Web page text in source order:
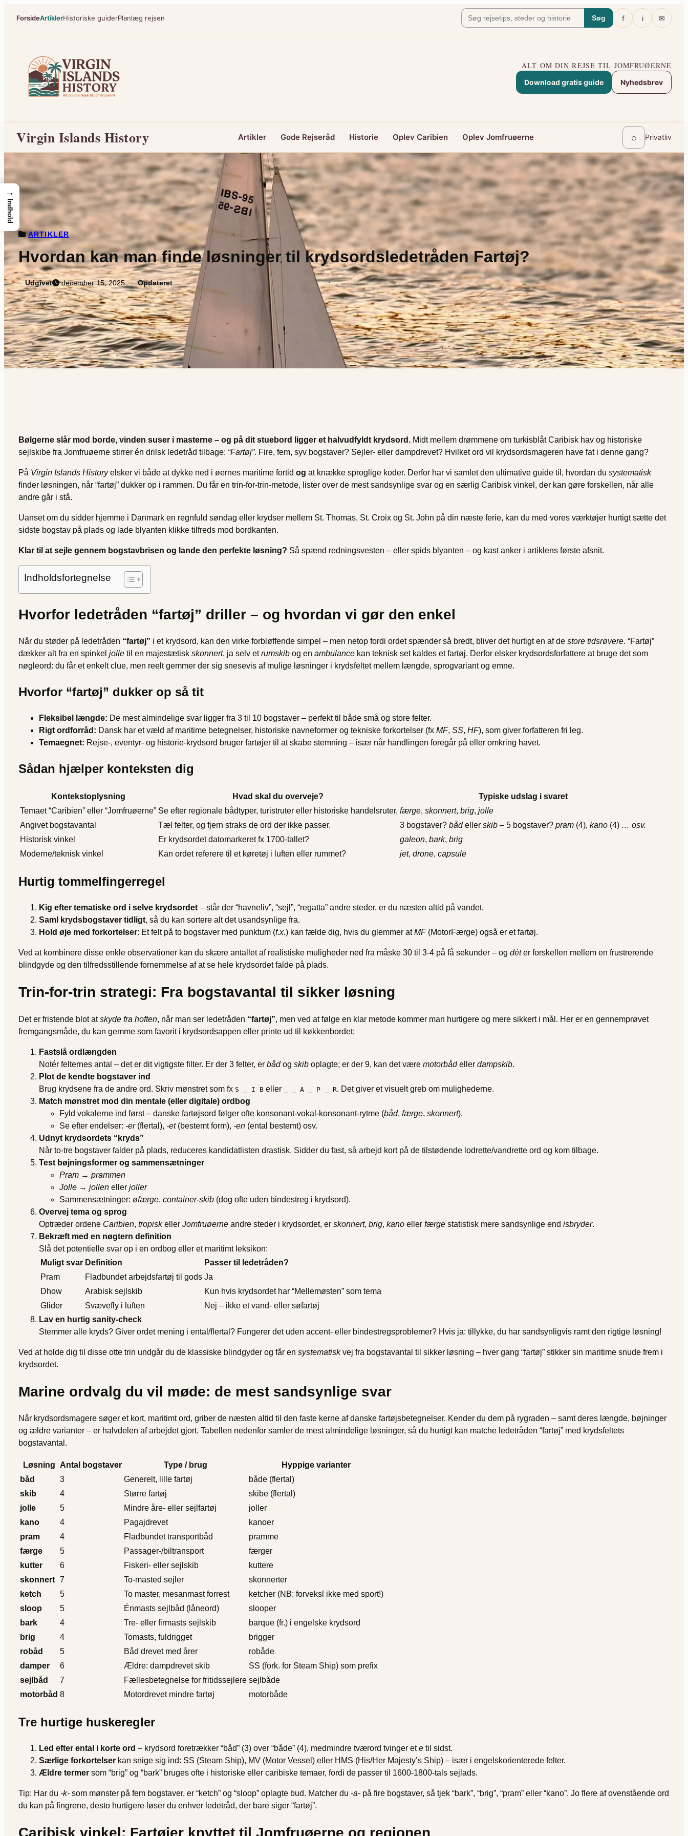
indhold
ForsideArtiklerHistoriske guiderPlanlæg rejsen Søg f i ✉
ALT OM DIN REJSE TIL JOMFRUØERNE
Download gratis guide Nyhedsbrev
Virgin Islands History Artikler Gode Rejseråd Historie Oplev Caribien Oplev Jomfruøerne ⌕ Privatliv
ARTIKLER
Hvordan kan man finde løsninger til krydsordsledetråden Fartøj?
Udgivet december 15, 2025 Opdateret
Bølgerne slår mod borde, vinden suser i masterne – og på dit stuebord ligger et halvudfyldt krydsord. Midt mellem drømmene om turkisblåt Caribisk hav og historiske
sejlskibe fra Jomfruøerne stirrer én drilsk ledetråd tilbage: “Fartøj”. Fire, fem, syv bogstaver? Sejler- eller dampdrevet? Hvilket ord vil krydsordsmageren have fat i denne gang?
På Virgin Islands Historyelsker vi både at dykke ned i øernes maritime fortid og at knække sproglige koder. Derfor har vi samlet den ultimative guide til, hvordan du systematisk
finder løsningen, når “fartøj” dukker op i rammen. Du får en trin-for-trin-metode, lister over de mest sandsynlige svar og en særlig Caribisk vinkel, der kan gøre forskellen, når alle
andre går i stå.
Uanset om du sidder hjemme i Danmark en regnfuld søndag eller krydser mellem St. Thomas, St. Croix og St. John på din næste ferie, kan du med vores værktøjer hurtigt sætte det
sidste bogstav på plads og lade blyanten klikke tilfreds mod bordkanten.
Klar til at sejle gennem bogstavbrisen og lande den perfekte løsning? Så spænd redningsvesten – eller spids blyanten – og kast anker i artiklens første afsnit.
Indholdsfortegnelse
Hvorfor ledetråden “fartøj” driller – og hvordan vi gør den enkel
Når du støder på ledetråden “fartøj” i et krydsord, kan den virke forbløffende simpel – men netop fordi ordet spænder så bredt, bliver det hurtigt en af de store tidsrøvere. “Fartøj”
dækker alt fra en spinkel jolle til en majestætisk skonnert, ja selv etrumskib og en ambulance kan teknisk set kaldes et fartøj. Derfor elsker krydsordsforfattere at bruge det som
nøgleord: du får et enkelt clue, men reelt gemmer der sig snesevis af mulige løsninger i krydsfeltet mellem længde, sprogvariant og emne.
Hvorfor “fartøj” dukker op så tit
Fleksibel længde: De mest almindelige svar ligger fra 3 til 10 bogstaver – perfekt til både små og store felter.
Rigt ordforråd: Dansk har et væld af maritime betegnelser, historiske navneformer og tekniske forkortelser (fx MF, SS, HF), som giver forfatteren fri leg.
Temaegnet: Rejse-, eventyr- og historie-krydsord bruger fartøjer til at skabe stemning – især når handlingen foregår på eller omkring havet.
Sådan hjælper konteksten dig
Kontekstoplysning Hvad skal du overveje?
Typiske udslag i svaret
Temaet “Caribien” eller “Jomfruøerne” Se efter regionale bådtyper, turistruter eller historiske handelsruter. færge, skonnert, brig, jolle
Angivet bogstavantal
Tæl felter, og fjern straks de ord der ikke passer. 3 bogstaver? bådeller skib – 5 bogstaver? pram (4), kano (4) … osv.
Historisk vinkel
Er krydsordet datomarkeret fx 1700-tallet? galeon, bark, brig
Moderne/teknisk vinkel
Kan ordet referere til et køretøj i luften eller rummet? jet, drone, capsule
Hurtig tommelfingerregel
Kig efter tematiske ord i selve krydsordet – står der “havneliv”, “sejl”, “regatta” andre steder, er du næsten altid på vandet.
Saml krydsbogstaver tidligt, så du kan sortere alt det usandsynlige fra.
Hold øje med forkortelser: Et felt på to bogstaver med punktum (f.x.) kan fælde dig, hvis du glemmer atMF(MotorFærge) også er et fartøj.
Ved at kombinere disse enkle observationer kan du skære antallet af realistiske muligheder ned fra måske 30 til 3-4 på få sekunder – og déter forskellen mellem en frustrerende
blindgyde og den tilfredsstillende fornemmelse af at se hele krydsordet falde på plads.
Trin-for-trin strategi: Fra bogstavantal til sikker løsning
Det er fristende blot atskyde fra hoften, når man ser ledetråden “fartøj”, men ved at følge en klar metode kommer man hurtigere og mere sikkert i mål. Her er en gennemprøvet
fremgangsmåde, du kan gemme som favorit i krydsordsappen eller printe ud til køkkenbordet:
Fastslå ordlængden
Notér felternes antal – det er dit vigtigste filter. Er der 3 felter, er bådog skib oplagte; er der 9, kan det være motorbådeller dampskib.
Plot de kendte bogstaver ind
Brug krydsene fra de andre ord. Skriv mønstret som fx S _ I B eller _ _ A _ P _ R. Det giver et visuelt greb om mulighederne.
Match mønstret mod din mentale (eller digitale) ordbog
Fyld vokalerne ind først – danske fartøjsord følger ofte konsonant-vokal-konsonant-rytme (båd, færge, skonnert).
Se efter endelser: -er(flertal), -et(bestemt form), -en (ental bestemt) osv.
Udnyt krydsordets “kryds”
Når to-tre bogstaver falder på plads, reduceres kandidatlisten drastisk. Sidder du fast, så arbejd kort på de tilstødende lodrette/vandrette ord og kom tilbage.
Test bøjningsformer og sammensætninger
Pram → prammen
Jolle → jollen eller joller
Sammensætninger: øfærge, container-skib (dog ofte uden bindestreg i krydsord).
Overvej tema og sprog
Optræder ordene Caribien, tropiskeller Jomfruøerne andre steder i krydsordet, er skonnert, brig, kano eller færge statistisk mere sandsynlige end isbryder.
Bekræft med en nøgtern definition
Slå det potentielle svar op i en ordbog eller et maritimt leksikon:
Muligt svar Definition
Passer til ledetråden?
Pram
Fladbundet arbejdsfartøj til gods Ja
Dhow
Arabisk sejlskib
Kun hvis krydsordet har “Mellemøsten” som tema
Glider
Svævefly i luften
Nej – ikke et vand- eller søfartøj
Lav en hurtig sanity-check
Stemmer alle kryds? Giver ordet mening i ental/flertal? Fungerer det uden accent- eller bindestregsproblemer? Hvis ja: tillykke, du har sandsynligvis ramt den rigtige løsning!
Ved at holde dig til disse otte trin undgår du de klassiske blindgyder og får en systematiskvej fra bogstavantal til sikker løsning – hver gang “fartøj” stikker sin maritime snude frem i
krydsordet.
Marine ordvalg du vil møde: de mest sandsynlige svar
Når krydsordsmagere søger et kort, maritimt ord, griber de næsten altid til den faste kerne af danske fartøjsbetegnelser. Kender du dem på rygraden – samt deres længde, bøjninger
og ældre varianter – er halvdelen af arbejdet gjort. Tabellen nedenfor samler de mest almindelige løsninger, så du hurtigt kan matche ledetråden “fartøj” med krydsfeltets
bogstavantal.
Løsning Antal bogstaver Type / brug
Hyppige varianter
båd
3 Generelt, lille fartøj
både (flertal)
skib
4 Større fartøj
skibe (flertal)
jolle
5 Mindre åre- eller sejlfartøj
joller
kano
4 Pagajdrevet
kanoer
pram
4 Fladbundet transportbåd
pramme
færge
5 Passager-/biltransport
færger
kutter
6 Fiskeri- eller sejlskib
kuttere
skonnert 7 To-masted sejler
skonnerter
ketch
5 To master, mesanmast forrest
ketcher (NB: forveksl ikke med sport!)
sloop
5 Én­masts sejlbåd (låneord)
slooper
bark
4 Tre- eller fir­masts sejlskib
barque (fr.) i engelske krydsord
brig
4 To­masts, fuldrigget
brigger
robåd
5 Båd drevet med årer
robåde
damper
6 Ældre: dampdrevet skib
SS (fork. for Steam Ship) som prefix
sejlbåd
7 Fællesbetegnelse for fritidssejlere sejlbåde
motorbåd 8 Motordrevet mindre fartøj motorbåde
Tre hurtige huskeregler
Led efter ental i korte ord – krydsord foretrækker “båd” (3) over “både” (4), medmindre tværord tvinger ete til sidst.
Særlige forkortelser kan snige sig ind: SS (Steam Ship), MV (Motor Vessel) eller HMS (His/Her Majesty’s Ship) – især i engelskorienterede felter.
Ældre termer som “brig” og “bark” bruges ofte i historiske eller caribiske temaer, fordi de passer til 1600-1800-tals sejlads.
Tip: Har du -k- som mønster på fem bogstaver, er “ketch” og “sloop” oplagte bud. Matcher du -a- på fire bogstaver, så tjek “bark”, “brig”, “pram” eller “kano”. Jo flere af ovenstående ord
du kan på fingrene, desto hurtigere løser du enhver ledetråd, der bare siger “fartøj”.
Caribisk vinkel: Fartøjer knyttet til Jomfruøerne og regionen
→
Indhold